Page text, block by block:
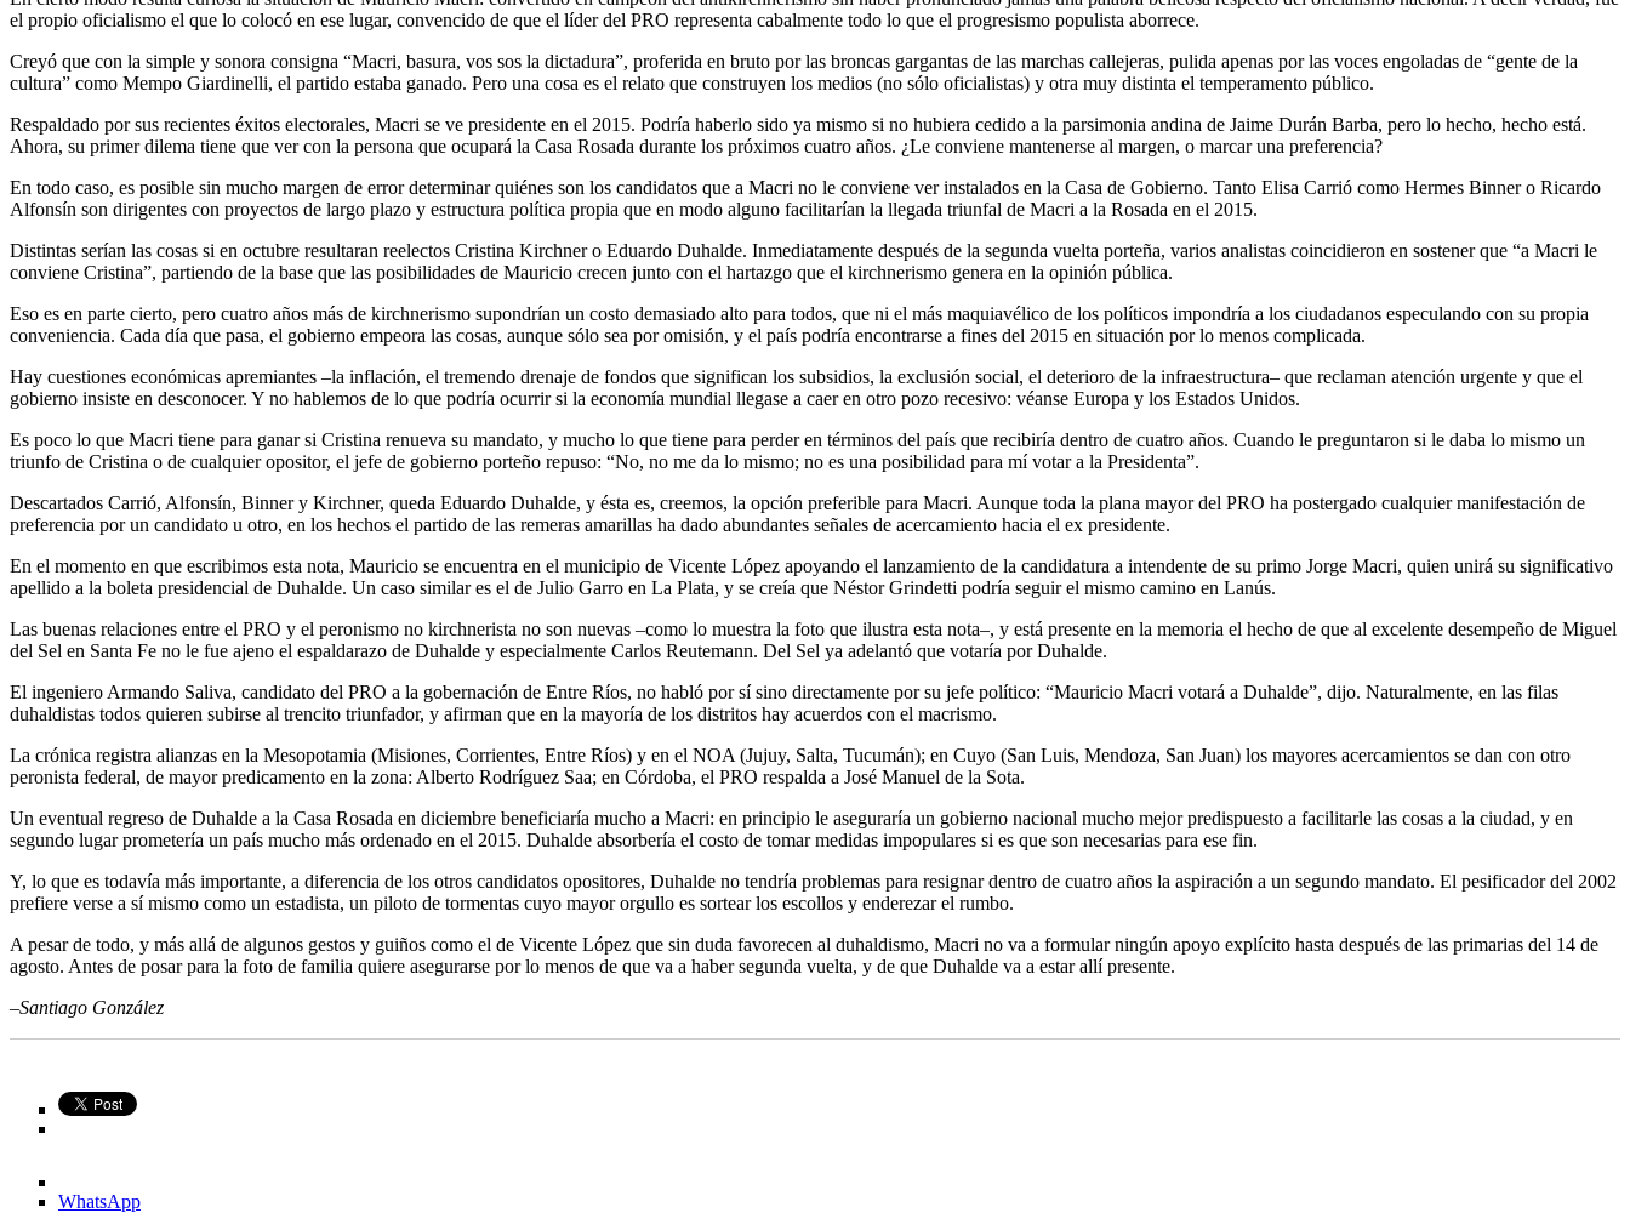
el propio oficialismo el que lo colocó en ese lugar, convencido de que el líder del PRO representa cabalmente todo lo que el progresismo populista aborrece.
Creyó que con la simple y sonora consigna “Macri, basura, vos sos la dictadura”, proferida en bruto por las broncas gargantas de las marchas callejeras, pulida apenas por las voces engoladas de “gente de la
cultura” como Mempo Giardinelli, el partido estaba ganado. Pero una cosa es el relato que construyen los medios (no sólo oficialistas) y otra muy distinta el temperamento público.
Respaldado por sus recientes éxitos electorales, Macri se ve presidente en el 2015. Podría haberlo sido ya mismo si no hubiera cedido a la parsimonia andina de Jaime Durán Barba, pero lo hecho, hecho está.
Ahora, su primer dilema tiene que ver con la persona que ocupará la Casa Rosada durante los próximos cuatro años. ¿Le conviene mantenerse al margen, o marcar una preferencia?
En todo caso, es posible sin mucho margen de error determinar quiénes son los candidatos que a Macri no le conviene ver instalados en la Casa de Gobierno. Tanto Elisa Carrió como Hermes Binner o Ricardo
Alfonsín son dirigentes con proyectos de largo plazo y estructura política propia que en modo alguno facilitarían la llegada triunfal de Macri a la Rosada en el 2015.
Distintas serían las cosas si en octubre resultaran reelectos Cristina Kirchner o Eduardo Duhalde. Inmediatamente después de la segunda vuelta porteña, varios analistas coincidieron en sostener que “a Macri le
conviene Cristina”, partiendo de la base que las posibilidades de Mauricio crecen junto con el hartazgo que el kirchnerismo genera en la opinión pública.
Eso es en parte cierto, pero cuatro años más de kirchnerismo supondrían un costo demasiado alto para todos, que ni el más maquiavélico de los políticos impondría a los ciudadanos especulando con su propia
conveniencia. Cada día que pasa, el gobierno empeora las cosas, aunque sólo sea por omisión, y el país podría encontrarse a fines del 2015 en situación por lo menos complicada.
Hay cuestiones económicas apremiantes –la inflación, el tremendo drenaje de fondos que significan los subsidios, la exclusión social, el deterioro de la infraestructura– que reclaman atención urgente y que el
gobierno insiste en desconocer. Y no hablemos de lo que podría ocurrir si la economía mundial llegase a caer en otro pozo recesivo: véanse Europa y los Estados Unidos.
Es poco lo que Macri tiene para ganar si Cristina renueva su mandato, y mucho lo que tiene para perder en términos del país que recibiría dentro de cuatro años. Cuando le preguntaron si le daba lo mismo un
triunfo de Cristina o de cualquier opositor, el jefe de gobierno porteño repuso: “No, no me da lo mismo; no es una posibilidad para mí votar a la Presidenta”.
Descartados Carrió, Alfonsín, Binner y Kirchner, queda Eduardo Duhalde, y ésta es, creemos, la opción preferible para Macri. Aunque toda la plana mayor del PRO ha postergado cualquier manifestación de
preferencia por un candidato u otro, en los hechos el partido de las remeras amarillas ha dado abundantes señales de acercamiento hacia el ex presidente.
En el momento en que escribimos esta nota, Mauricio se encuentra en el municipio de Vicente López apoyando el lanzamiento de la candidatura a intendente de su primo Jorge Macri, quien unirá su significativo
apellido a la boleta presidencial de Duhalde. Un caso similar es el de Julio Garro en La Plata, y se creía que Néstor Grindetti podría seguir el mismo camino en Lanús.
Las buenas relaciones entre el PRO y el peronismo no kirchnerista no son nuevas –como lo muestra la foto que ilustra esta nota–, y está presente en la memoria el hecho de que al excelente desempeño de Miguel
del Sel en Santa Fe no le fue ajeno el espaldarazo de Duhalde y especialmente Carlos Reutemann. Del Sel ya adelantó que votaría por Duhalde.
El ingeniero Armando Saliva, candidato del PRO a la gobernación de Entre Ríos, no habló por sí sino directamente por su jefe político: “Mauricio Macri votará a Duhalde”, dijo. Naturalmente, en las filas
duhaldistas todos quieren subirse al trencito triunfador, y afirman que en la mayoría de los distritos hay acuerdos con el macrismo.
La crónica registra alianzas en la Mesopotamia (Misiones, Corrientes, Entre Ríos) y en el NOA (Jujuy, Salta, Tucumán); en Cuyo (San Luis, Mendoza, San Juan) los mayores acercamientos se dan con otro
peronista federal, de mayor predicamento en la zona: Alberto Rodríguez Saa; en Córdoba, el PRO respalda a José Manuel de la Sota.
Un eventual regreso de Duhalde a la Casa Rosada en diciembre beneficiaría mucho a Macri: en principio le aseguraría un gobierno nacional mucho mejor predispuesto a facilitarle las cosas a la ciudad, y en
segundo lugar prometería un país mucho más ordenado en el 2015. Duhalde absorbería el costo de tomar medidas impopulares si es que son necesarias para ese fin.
Y, lo que es todavía más importante, a diferencia de los otros candidatos opositores, Duhalde no tendría problemas para resignar dentro de cuatro años la aspiración a un segundo mandato. El pesificador del 2002
prefiere verse a sí mismo como un estadista, un piloto de tormentas cuyo mayor orgullo es sortear los escollos y enderezar el rumbo.
A pesar de todo, y más allá de algunos gestos y guiños como el de Vicente López que sin duda favorecen al duhaldismo, Macri no va a formular ningún apoyo explícito hasta después de las primarias del 14 de
agosto. Antes de posar para la foto de familia quiere asegurarse por lo menos de que va a haber segunda vuelta, y de que Duhalde va a estar allí presente.
–Santiago González
WhatsApp